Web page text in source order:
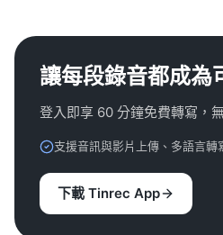
讓每段錄音都成為
登入即享 60 分鐘免費轉寫，
支援音訊與影片上傳、多語言
下載 Tinrec App